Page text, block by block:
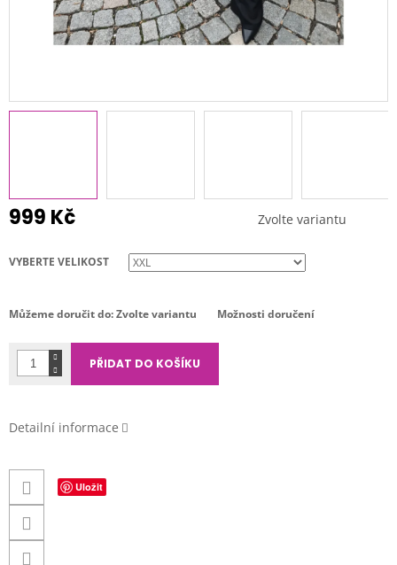
999 Kč
cena:
Zvolte variantu
VYBERTE VELIKOST
Můžeme doručit do:Zvolte variantu Možnosti doručení
PŘIDAT DO KOŠÍKU
Detailní informace
Uložit